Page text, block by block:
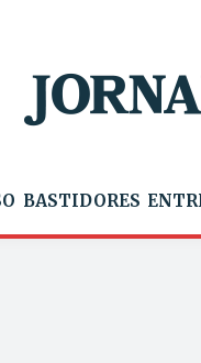
BASTIDORES